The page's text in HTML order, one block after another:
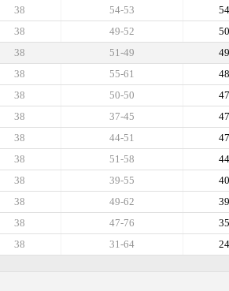
54
54-53
38
50
49-52
38
49
51-49
38
48
55-61
38
47
50-50
38
47
37-45
38
47
44-51
38
44
51-58
38
40
39-55
38
39
49-62
38
35
47-76
38
24
31-64
38